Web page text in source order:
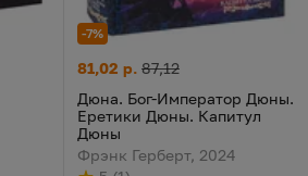
-7%
Дюна. Бог-Император Дюны.
Цена:
81,02 р.
Старая цена:
87,12
Дюна. Бог-Император Дюны.
Еретики Дюны. Капитул
Дюны
Фрэнк Герберт, 2024